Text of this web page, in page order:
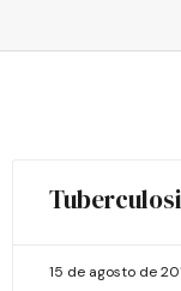
15 de agosto de